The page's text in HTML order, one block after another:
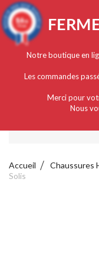
Français
Notre boutique en
Les commandes
Merci pour
Nous
Accueil Chaussures
Solis
9.4/10